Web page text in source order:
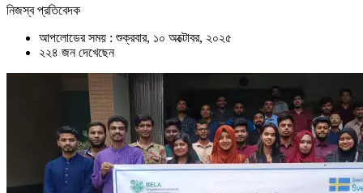
নিজস্ব প্রতিবেদক
আপলোডের সময় : শুক্রবার, ১০ অক্টোবর, ২০২৫
২২৪ জন দেখেছেন